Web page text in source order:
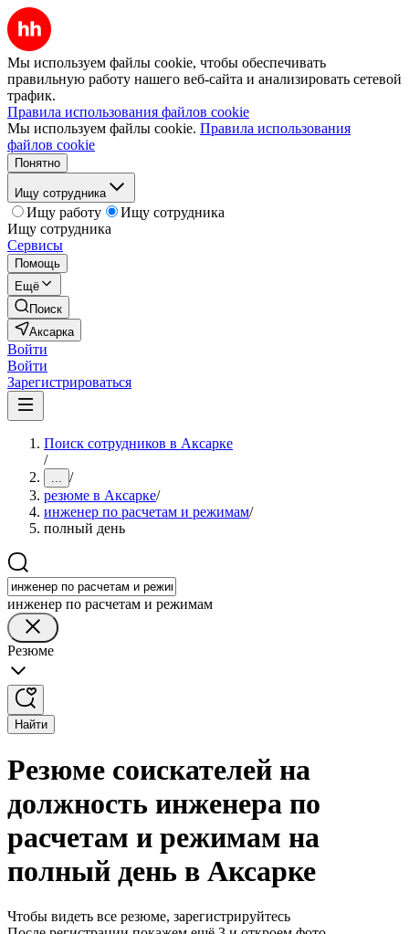
Мы используем файлы cookie, чтобы обеспечивать
правильную работу нашего веб-сайта и анализировать сетевой
трафик.
Правила использования файлов cookie
Мы используем файлы cookie. Правила использования
файлов cookie
Понятно
Ищу сотрудника
Ищу работу
Ищу сотрудника
Ищу сотрудника
Сервисы
Помощь
Ещё
Поиск
Аксарка
Войти
Войти
Зарегистрироваться
Поиск сотрудников в Аксарке
/
... /
резюме в Аксарке/
инженер по расчетам и режимам/
полный день
инженер по расчетам и режимам
Резюме
Найти
Резюме соискателей на
должность инженера по
расчетам и режимам на
полный день в Аксарке
Чтобы видеть все резюме, зарегистрируйтесь